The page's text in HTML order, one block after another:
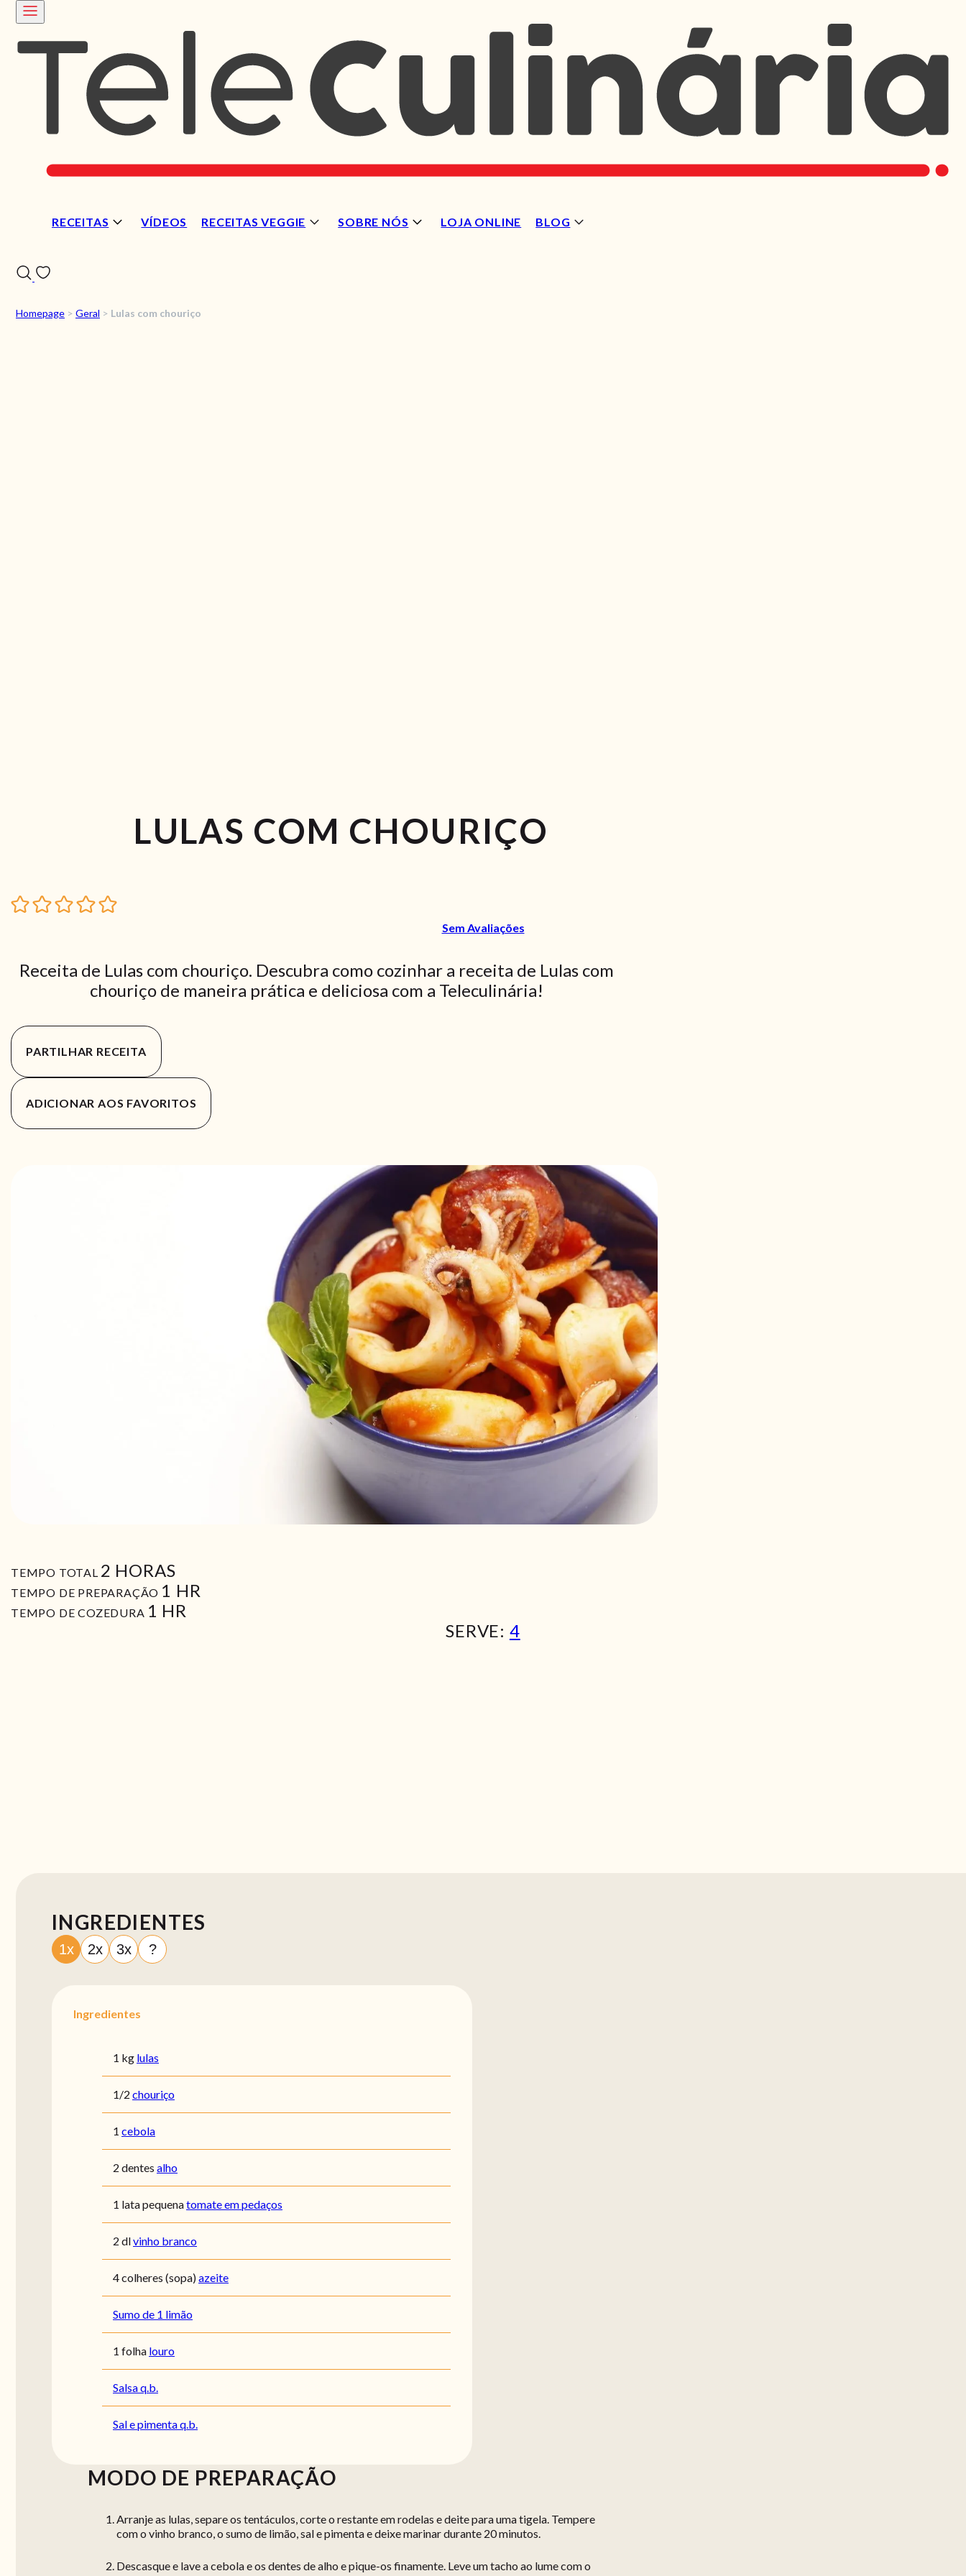
RECEITAS VÍDEOS RECEITAS VEGGIE SOBRE NÓS LOJA ONLINE BLOG
Homepage > Geral > Lulas com chouriço
LULAS COM CHOURIÇO
Sem Avaliações
Receita de Lulas com chouriço. Descubra como cozinhar a receita de Lulas com
chouriço de maneira prática e deliciosa com a Teleculinária!
PARTILHAR RECEITA
ADICIONAR AOS FAVORITOS
TEMPO TOTAL 2 HORAS
HORAS
TEMPO DE PREPARAÇÃO 1 HORA
HR
TEMPO DE COZEDURA 1 HORA
HR
SERVE: 4
INGREDIENTES
1x 2x 3x ?
Ingredientes
1 kg lulas
1/2 chouriço
1 cebola
2 dentes alho
1 lata pequenatomate em pedaços
2 dlvinho branco
4 colheres (sopa)azeite
Sumo de 1 limão
1 folha louro
Salsa q.b.
Sal e pimenta q.b.
MODO DE PREPARAÇÃO
Arranje as lulas, separe os tentáculos, corte o restante em rodelas e deite para uma tigela. Tempere
com o vinho branco, o sumo de limão, sal e pimenta e deixe marinar durante 20 minutos.
Descasque e lave a cebola e os dentes de alho e pique-os finamente. Leve um tacho ao lume com o